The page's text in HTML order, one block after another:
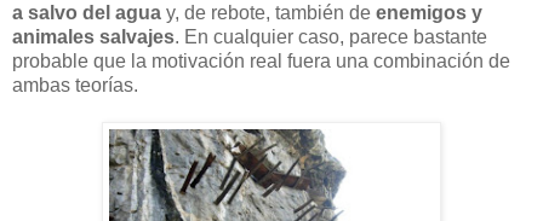
a salvo del agua y, de rebote, también de enemigos y
animales salvajes. En cualquier caso, parece bastante
probable que la motivación real fuera una combinación de
ambas teorías.